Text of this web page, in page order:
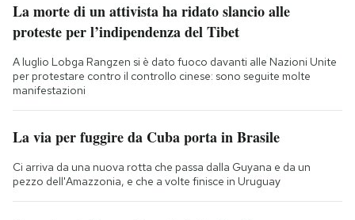
La morte di un attivista ha ridato slancio alle
proteste per l’indipendenza del Tibet
A luglio Lobga Rangzen si è dato fuoco davanti alle Nazioni Unite
per protestare contro il controllo cinese: sono seguite molte
manifestazioni
La via per fuggire da Cuba porta in Brasile
Ci arriva da una nuova rotta che passa dalla Guyana e da un
pezzo dell'Amazzonia, e che a volte finisce in Uruguay